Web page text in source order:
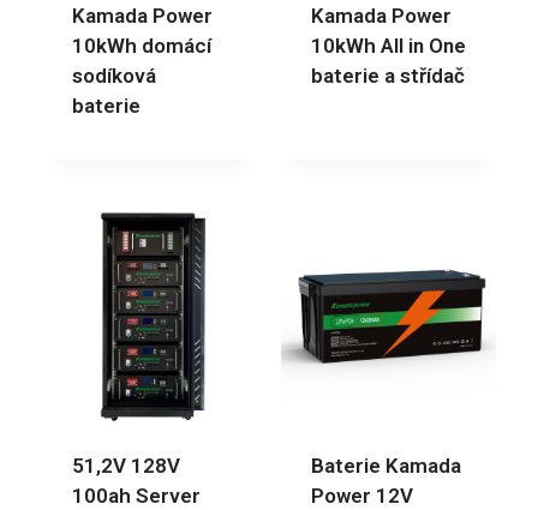
Kamada Power
10kWh domácí
sodíková
baterie
Kamada Power
10kWh All in One
baterie a střídač
51,2V 128V
100ah Server
Baterie Kamada
Power 12V